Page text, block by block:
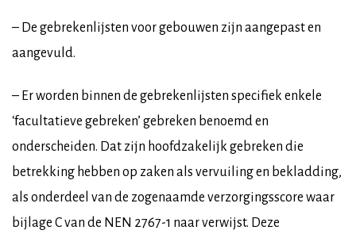
– De gebrekenlijsten voor gebouwen zijn aangepast en
aangevuld.
– Er worden binnen de gebrekenlijsten specifiek enkele
‘facultatieve gebreken’ gebreken benoemd en
onderscheiden. Dat zijn hoofdzakelijk gebreken die
betrekking hebben op zaken als vervuiling en bekladding,
als onderdeel van de zogenaamde verzorgingsscore waar
bijlage C van de NEN 2767-1 naar verwijst. Deze